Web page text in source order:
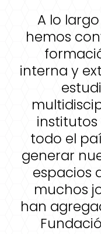
A lo
hemos
interna y
institutos
todo el
generar
espacios
muchos
han